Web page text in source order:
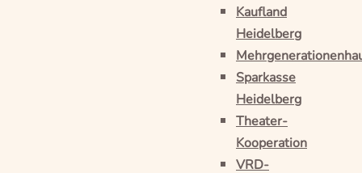
Kaufland
Heidelberg
Sparkasse
Heidelberg
Theater-
Kooperation
VRD-